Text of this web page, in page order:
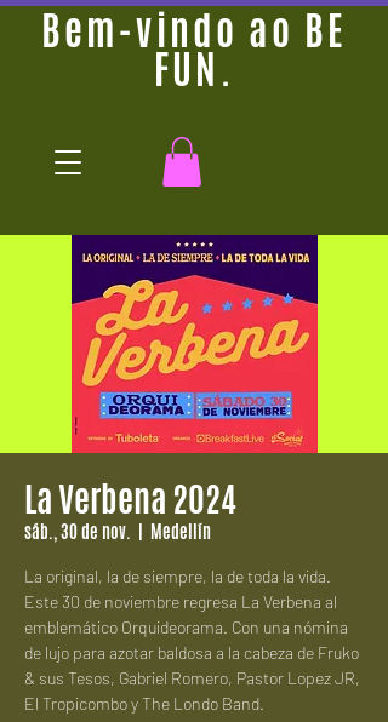
Bem-vindo ao BE
FUN.
La Verbena 2024
sáb., 30 de nov.
  |
Medellín
La original, la de siempre, la de toda la vida.
Este 30 de noviembre regresa La Verbena al
emblemático Orquideorama. Con una nómina
de lujo para azotar baldosa a la cabeza de Fruko
& sus Tesos, Gabriel Romero, Pastor Lopez JR,
El Tropicombo y The Londo Band.